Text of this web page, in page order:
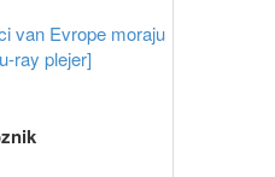
van Evrope moraju
ray plejer]